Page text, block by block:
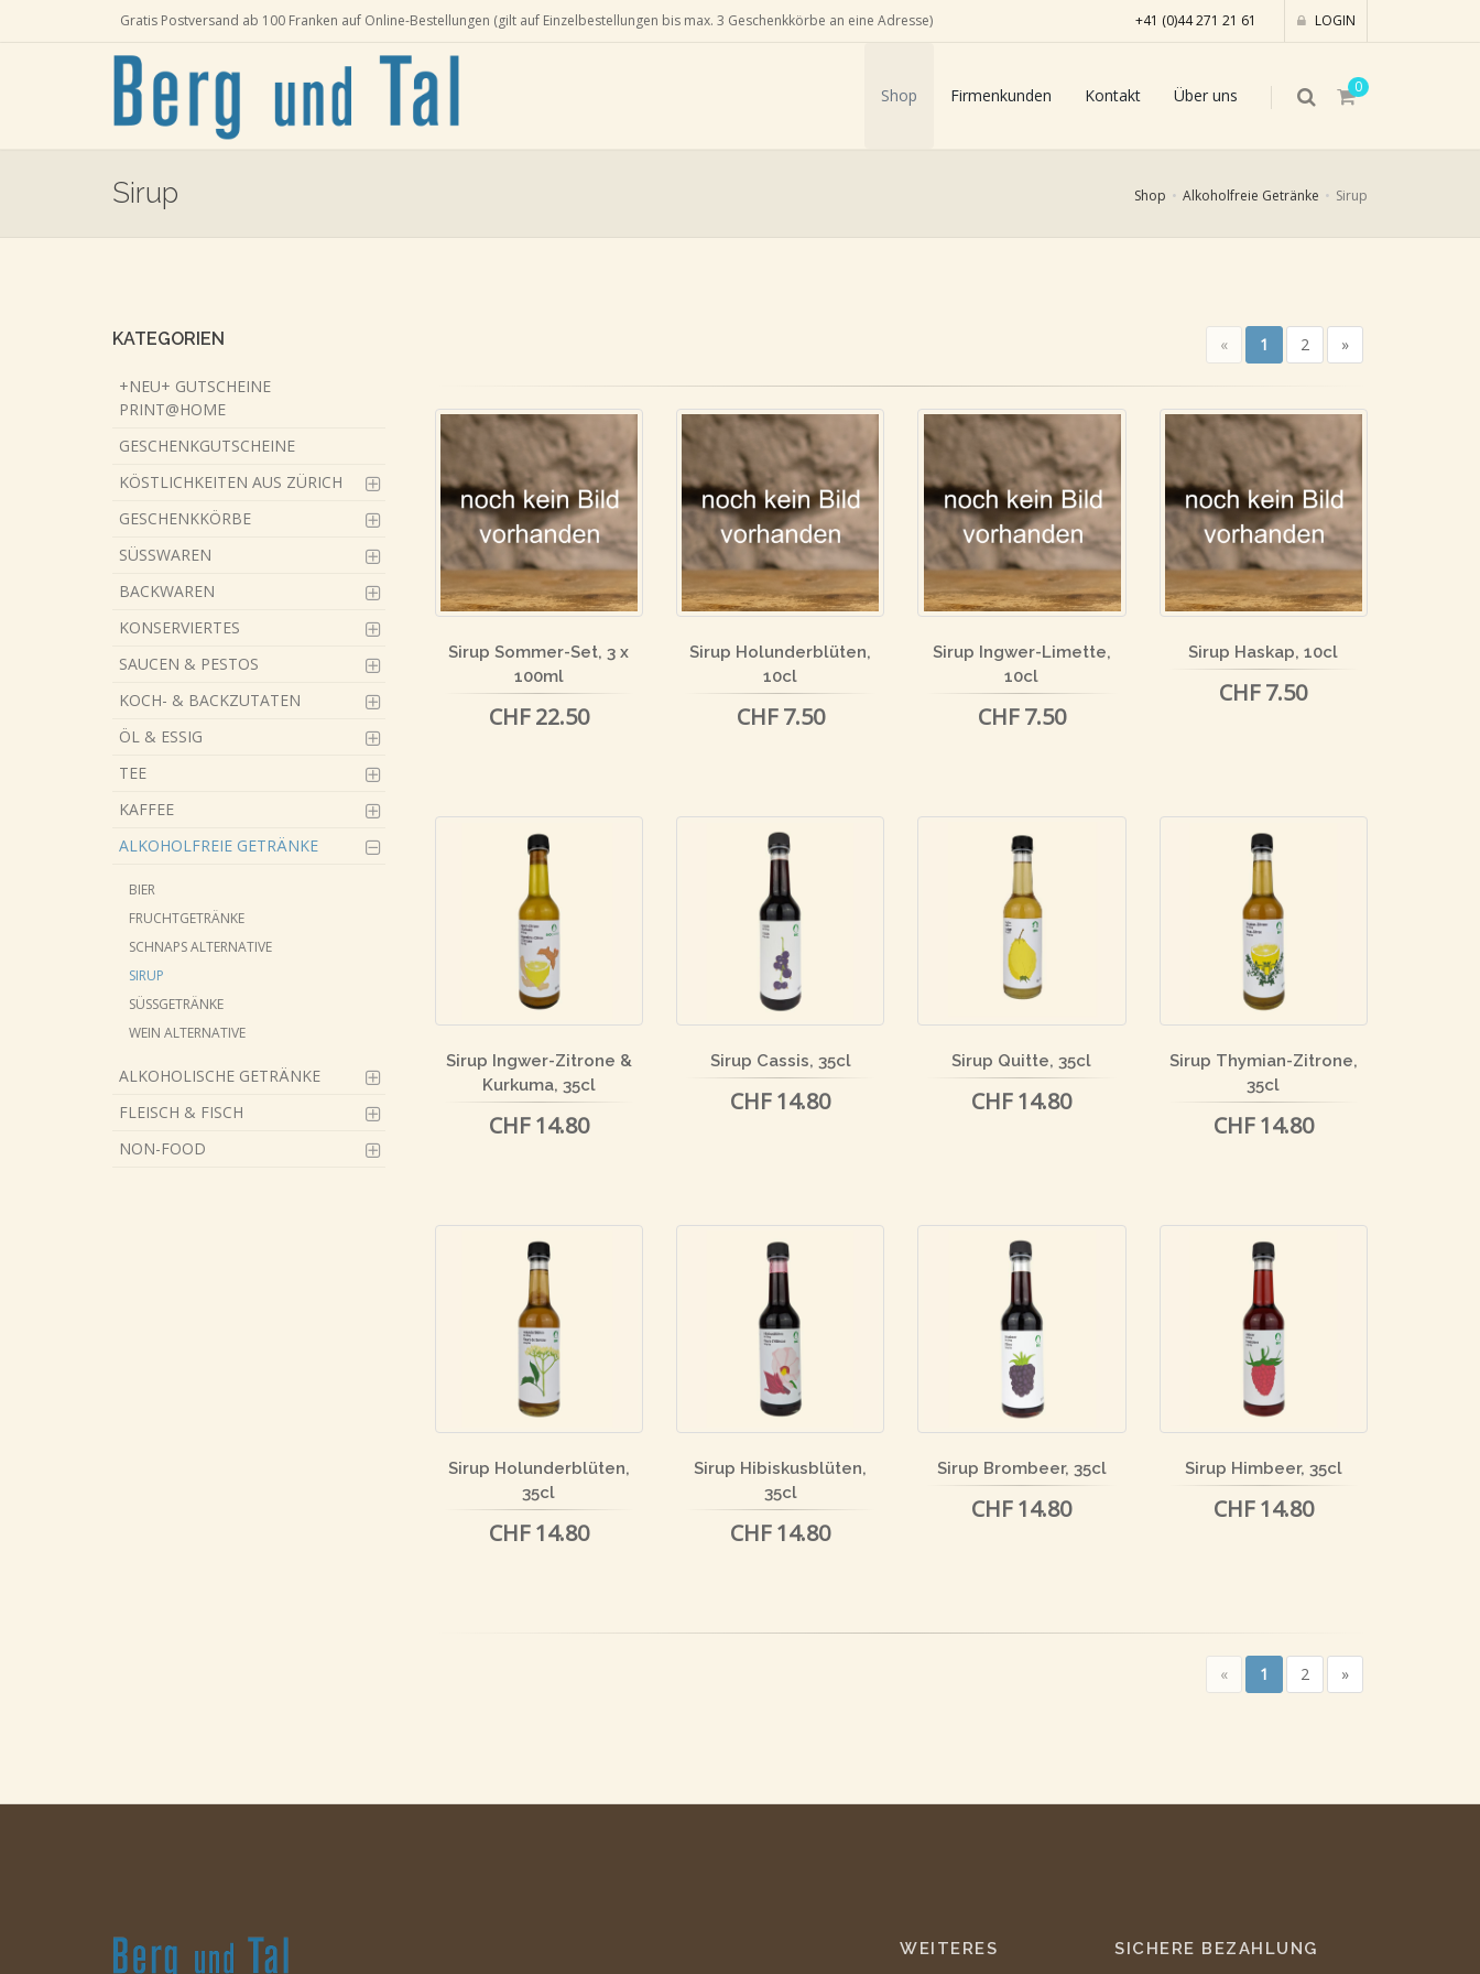
+41 (0)44 271 21 61 LOGIN
Gratis Postversand ab 100 Franken auf Online-Bestellungen (gilt auf Einzelbestellungen bis max. 3 Geschenkkörbe an eine Adresse)
0
Shop Firmenkunden Kontakt Über uns
Sirup Shop Alkoholfreie Getränke Sirup
KATEGORIEN
+NEU+ GUTSCHEINE
PRINT@HOME
GESCHENKGUTSCHEINE
KÖSTLICHKEITEN AUS ZÜRICH
GESCHENKKÖRBE
SÜSSWAREN
BACKWAREN
KONSERVIERTES
SAUCEN & PESTOS
KOCH- & BACKZUTATEN
ÖL & ESSIG
TEE
KAFFEE
ALKOHOLFREIE GETRÄNKE
BIER
FRUCHTGETRÄNKE
SCHNAPS ALTERNATIVE
SIRUP
SÜSSGETRÄNKE
WEIN ALTERNATIVE
ALKOHOLISCHE GETRÄNKE
FLEISCH & FISCH
NON-FOOD
« 1 2 »
Sirup Sommer-Set, 3 x
100ml
CHF 22.50
Sirup Holunderblüten,
10cl
CHF 7.50
Sirup Ingwer-Limette,
10cl
CHF 7.50
Sirup Haskap, 10cl
CHF 7.50
Sirup Ingwer-Zitrone &
Kurkuma, 35cl
CHF 14.80
Sirup Cassis, 35cl
CHF 14.80
Sirup Quitte, 35cl
CHF 14.80
Sirup Thymian-Zitrone,
35cl
CHF 14.80
Sirup Holunderblüten,
35cl
CHF 14.80
Sirup Hibiskusblüten,
35cl
CHF 14.80
Sirup Brombeer, 35cl
CHF 14.80
Sirup Himbeer, 35cl
CHF 14.80
« 1 2 »
WEITERES SICHERE BEZAHLUNG